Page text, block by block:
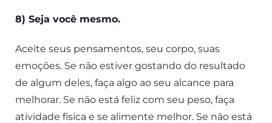
8) Seja você mesmo.
Aceite seus pensamentos, seu corpo, suas
emoções. Se não estiver gostando do resultado
de algum deles, faça algo ao seu alcance para
melhorar. Se não está feliz com seu peso, faça
atividade física e se alimente melhor. Se não está